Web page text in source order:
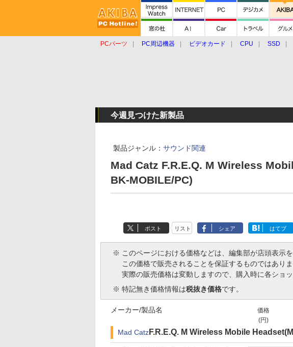
PCパーツ PC周辺機器 ビデオカード CPU SSD
今週見つけた新製品
製品ジャンル： サウンド関連
Mad Catz F.R.E.Q. M Wireless
BK-MOBILE/PC)
ポスト リスト シェア はてブ
※ このページにおける価格などは、編集部が店頭表示
この価格で販売されることを保証するものではありま
実際の販売価格は変動しますので、購入時に各ショ
※ 特記無き価格情報は税抜き価格です。
価格
(円)
メーカー/製品名
Mad Catz F.R.E.Q. M Wireless Mobile